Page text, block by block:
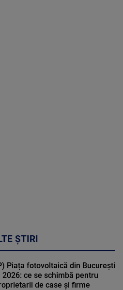
ȘTIRI
Piața fotovoltaică din București
2026: ce se schimbă pentru
de case și firme